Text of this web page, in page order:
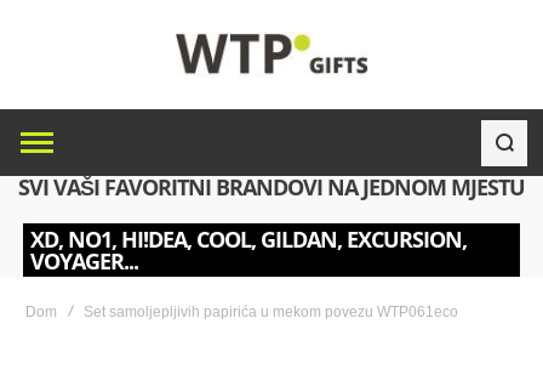
SVI VAŠI FAVORITNI BRANDOVI NA JEDNOM MJESTU
XD, NO1, HI!DEA, COOL, GILDAN, EXCURSION,
VOYAGER...
Dom Set samoljepljivih papirića u mekom povezu WTP061eco